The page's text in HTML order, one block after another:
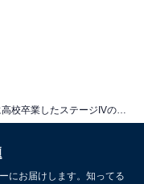
にお届けします。知ってる